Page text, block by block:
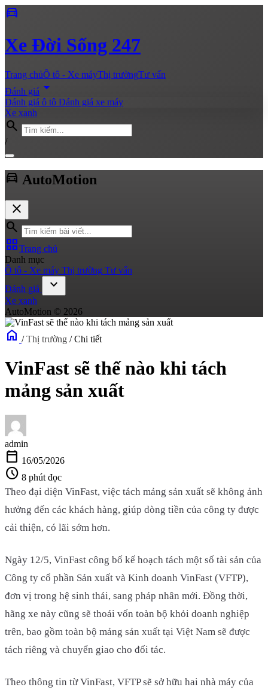
directions_car
Xe Đời Sống 247
Trang chủÔ tô - Xe máyThị trườngTư vấn
Đánh giá arrow_drop_down
Đánh giá ô tô Đánh giá xe máy
Xe xanh
search
/
directions_car AutoMotion
close
search
grid_viewTrang chủ
Danh mục
Ô tô - Xe máy Thị trường Tư vấn
Đánh giá
expand_more
Xe xanh
AutoMotion © 2026
home / Thị trường / Chi tiết
VinFast sẽ thế nào khi tách
mảng sản xuất
admin
calendar_today 16/05/2026
schedule 8 phút đọc
Theo đại diện VinFast, việc tách mảng sản xuất sẽ không ảnh
hưởng đến các khách hàng, giúp dòng tiền của công ty được
cải thiện, có lãi sớm hơn.
Ngày 12/5, VinFast công bố kế hoạch tách một số tài sản của
Công ty cổ phần Sản xuất và Kinh doanh VinFast (VFTP),
đơn vị trong hệ sinh thái, sang pháp nhân mới. Đồng thời,
hãng xe này cũng sẽ thoái vốn toàn bộ khỏi doanh nghiệp
trên, bao gồm toàn bộ mảng sản xuất tại Việt Nam sẽ được
tách riêng và chuyển giao cho đối tác.
Theo thông tin từ VinFast, VFTP sẽ sở hữu hai nhà máy của